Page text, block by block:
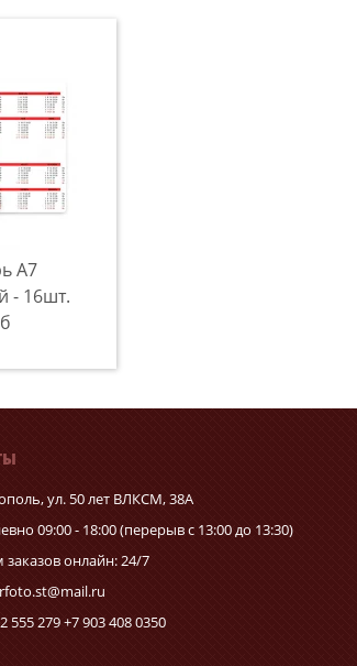
A7
- 16шт.
ул. 50 лет ВЛКСМ, 38А
09:00 - 18:00 (перерыв с 13:00 до 13:30)
онлайн: 24/7
555 279 +7 903 408 0350